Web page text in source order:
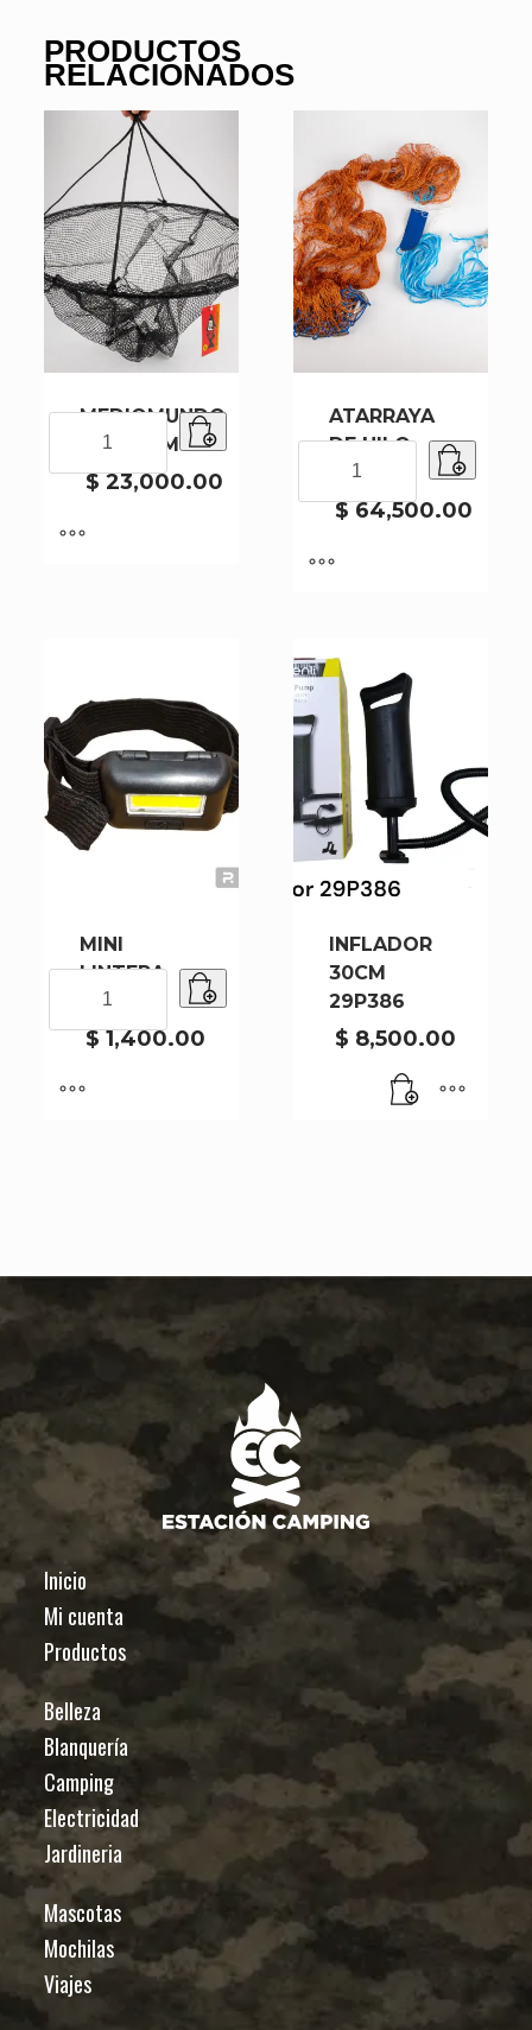
PRODUCTOS
RELACIONADOS
MEDIOMUNDO
N75 75CM
$23,000.00
MEDIOMUNDO
75CM
ATARRAYA
DE HILO
CY158
$64,500.00
HILO
cantidad
MINI
LINTERA
21476
$1,400.00
LINTERA
21476
INFLADOR
30CM
29P386
$ 8,500.00
Inicio
Mi cuenta
Productos
Belleza
Blanquería
Camping
Electricidad
Jardineria
Mascotas
Mochilas
Viajes